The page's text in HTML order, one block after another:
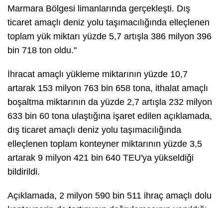
Marmara Bölgesi limanlarında gerçekleşti. Dış
ticaret amaçlı deniz yolu taşımacılığında elleçlenen
toplam yük miktarı yüzde 5,7 artışla 386 milyon 396
bin 718 ton oldu."
İhracat amaçlı yükleme miktarının yüzde 10,7
artarak 153 milyon 763 bin 658 tona, ithalat amaçlı
boşaltma miktarının da yüzde 2,7 artışla 232 milyon
633 bin 60 tona ulaştığına işaret edilen açıklamada,
dış ticaret amaçlı deniz yolu taşımacılığında
elleçlenen toplam konteyner miktarının yüzde 3,5
artarak 9 milyon 421 bin 640 TEU'ya yükseldiği
bildirildi.
Açıklamada, 2 milyon 590 bin 511 ihraç amaçlı dolu